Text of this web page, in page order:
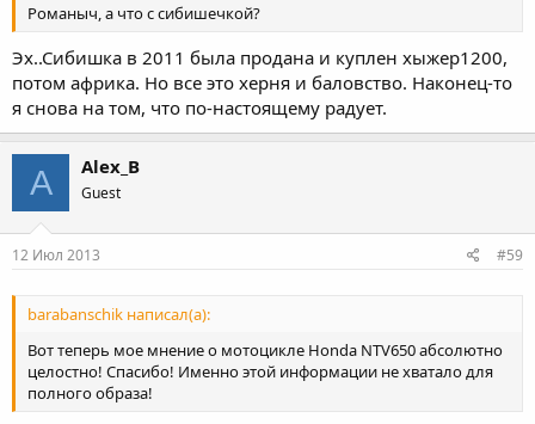
Романыч, а что с сибишечкой?
Эх..Сибишка в 2011 была продана и куплен хыжер1200,
потом африка. Но все это херня и баловство. Наконец-то
я снова на том, что по-настоящему радует.
A Alex_B
Guest
12 Июл 2013 #59
barabanschik написал(а):
Вот теперь мое мнение о мотоцикле Honda NTV650 абсолютно
целостно! Спасибо! Именно этой информации не хватало для
полного образа!